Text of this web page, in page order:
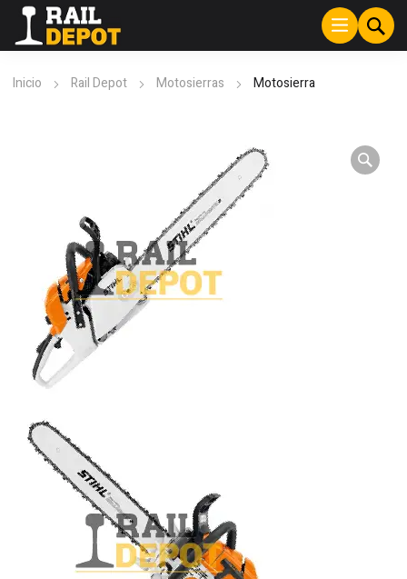
Inicio Rail Depot Motosierras Motosierra